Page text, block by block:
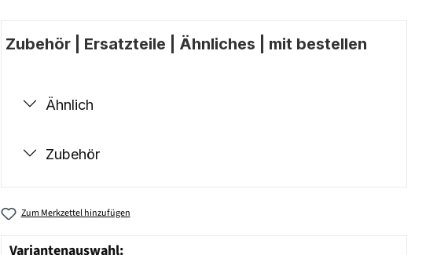
Zubehör | Ersatzteile | Ähnliches | mit bestellen
Ähnlich
Zubehör
Zum Merkzettel hinzufügen
Variantenauswahl: